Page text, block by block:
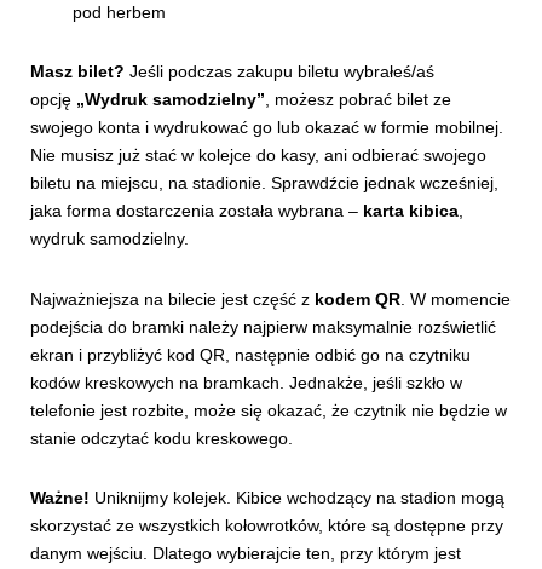
pod herbem
Masz bilet? Jeśli podczas zakupu biletu wybrałeś/aś
opcję „Wydruk samodzielny” , możesz pobrać bilet ze
swojego konta i wydrukować go lub okazać w formie mobilnej.
Nie musisz już stać w kolejce do kasy, ani odbierać swojego
biletu na miejscu, na stadionie. Sprawdźcie jednak wcześniej,
jaka forma dostarczenia została wybrana – karta kibica
wydruk samodzielny.
Najważniejsza na bilecie jest część z kodem QR . W momencie
podejścia do bramki należy najpierw maksymalnie rozświetlić
ekran i przybliżyć kod QR, następnie odbić go na czytniku
kodów kreskowych na bramkach. Jednakże, jeśli szkło w
telefonie jest rozbite, może się okazać, że czytnik nie będzie w
stanie odczytać kodu kreskowego.
Ważne! Uniknijmy kolejek. Kibice wchodzący na stadion mogą
skorzystać ze wszystkich kołowrotków, które są dostępne przy
danym wejściu. Dlatego wybierajcie ten, przy którym jest